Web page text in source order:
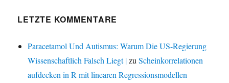
LETZTE KOMMENTARE
Paracetamol Und Autismus: Warum Die US-Regierung
Wissenschaftlich Falsch Liegt |zuScheinkorrelationen
aufdecken in R mit linearen Regressionsmodellen